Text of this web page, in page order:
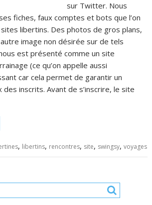
sur Twitter. Nous
fiches, faux comptes et bots que l’on
libertins. Des photos de gros plans,
image non désirée sur de tels
est présenté comme un site
(ce qu’on appelle aussi
car cela permet de garantir un
des inscrits. Avant de s’inscrire, le site
, libertins, rencontres, site, swingsy,voyages